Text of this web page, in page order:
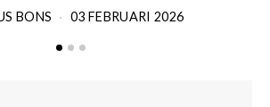
BONS 03 FEBRUARI 2026